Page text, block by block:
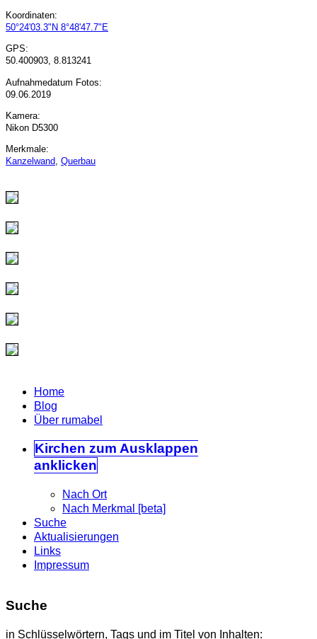
Koordinaten:
50°24'03.3"N 8°48'47.7"E
GPS:
50.400903, 8.813241
Aufnahmedatum Fotos:
09.06.2019
Kamera:
Nikon D5300
Merkmale:
Kanzelwand, Querbau
Home
Blog
Über rumabel
Kirchen zum Ausklappen
anklicken
Nach Ort
Nach Merkmal [beta]
Suche
Aktualisierungen
Links
Impressum
Suche
in Schlüsselwörtern, Tags und im Titel von Inhalten: